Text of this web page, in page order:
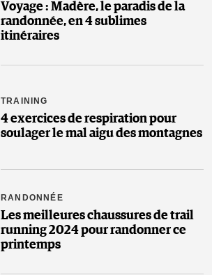
Voyage : Madère, le paradis de la
randonnée, en 4 sublimes
itinéraires
TRAINING
4 exercices de respiration pour
soulager le mal aigu des montagnes
RANDONNÉE
Les meilleures chaussures de trail
running 2024 pour randonner ce
printemps